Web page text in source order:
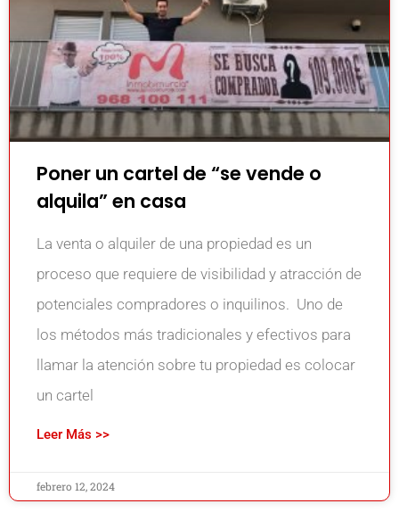
Poner un cartel de “se vende o
alquila” en casa
La venta o alquiler de una propiedad es un
proceso que requiere de visibilidad y atracción de
potenciales compradores o inquilinos. Uno de
los métodos más tradicionales y efectivos para
llamar la atención sobre tu propiedad es colocar
un cartel
Leer Más >>
febrero 12, 2024